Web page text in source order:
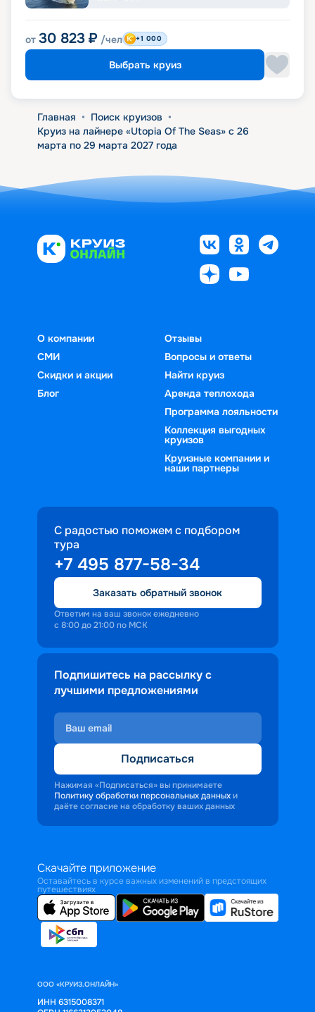
от 30 823 ₽ /чел +1 000
Выбрать круиз
Главная • Поиск круизов •
Круиз на лайнере «Utopia Of The Seas» с 26
марта по 29 марта 2027 года
О компании
СМИ
Скидки и акции
Блог
Отзывы
Вопросы и ответы
Найти круиз
Аренда теплохода
Программа лояльности
Коллекция выгодных
круизов
Круизные компании и
наши партнеры
С радостью поможем с подбором
тура
+7 495 877-58-34
Заказать обратный звонок
Ответим на ваш звонок ежедневно
с 8:00 до 21:00 по МСК
Подпишитесь на рассылку с
лучшими предложениями
Подписаться
Нажимая «Подписаться» вы принимаете
Политику обработки персональных данных и
даёте согласие на обработку ваших данных
Скачайте приложение
Оставайтесь в курсе важных изменений в предстоящих
путешествиях
ООО «КРУИЗ.ОНЛАЙН»
ИНН 6315008371